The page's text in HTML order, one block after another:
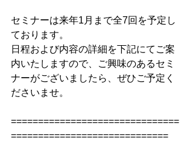
セミナーは来年1月まで全7回を予定し
ております。
日程および内容の詳細を下記にてご案
内いたしますので、ご興味のあるセミ
ナーがございましたら、ぜひご予定く
ださいませ。
===============================
=============================